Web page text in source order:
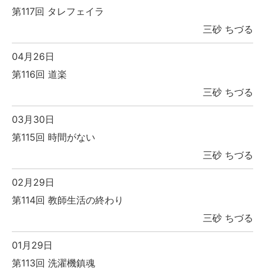
第117回 タレフェイラ
三砂 ちづる
04月26日
第116回 道楽
三砂 ちづる
03月30日
第115回 時間がない
三砂 ちづる
02月29日
第114回 教師生活の終わり
三砂 ちづる
01月29日
第113回 洗濯機鎮魂